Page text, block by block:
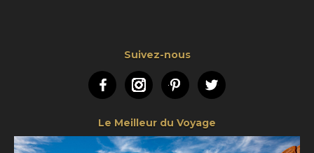
Suivez-nous
FacebookInstagramPinterestTwitter
Le Meilleur du Voyage